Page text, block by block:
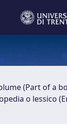
(Part of a
o lessico